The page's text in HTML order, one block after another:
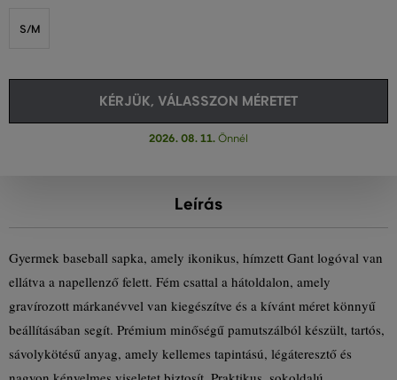
S/M
KÉRJÜK, VÁLASSZON MÉRETET
2026. 08. 11. Önnél
Leírás
Gyermek baseball sapka, amely ikonikus, hímzett Gant logóval van
ellátva a napellenző felett. Fém csattal a hátoldalon, amely
gravírozott márkanévvel van kiegészítve és a kívánt méret könnyű
beállításában segít. Prémium minőségű pamutszálból készült, tartós,
sávolykötésű anyag, amely kellemes tapintású, légáteresztő és